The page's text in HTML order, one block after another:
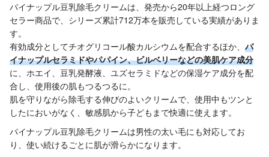
パイナップル豆乳除毛クリームは、発売から20年以上経つロング
セラー商品で、シリーズ累計712万本を販売している実績がありま
す。
有効成分としてチオグリコール酸カルシウムを配合するほか、 パ
イナップルセラミドやパパイン、ビルベリーなどの美肌ケア成分
に、ホエイ、豆乳発酵液、ユズセラミドなどの保湿ケア成分を配
合し、使用後の肌もつるつるに。
肌を守りながら除毛する伸びのよいクリームで、使用中もツンと
したにおいがなく、敏感肌から子どもまで快適に使えます。
パイナップル豆乳除毛クリームは男性の太い毛にも対応してお
り、使い続けるごとに肌が滑らかになります。